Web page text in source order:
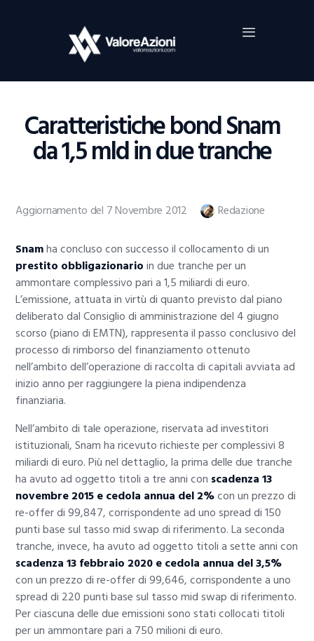
Caratteristiche bond Snam
da 1,5 mld in due tranche
Home
Investimenti
Borsa
Guide Al Trading
Criptovalute
Aggiornamento del 7 Novembre 2012 Redazione
Snamha concluso con successo il collocamento di un
prestito obbligazionarioin due tranche per un
ammontare complessivo pari a 1,5 miliardi di euro.
L’emissione, attuata in virtù di quanto previsto dal piano
deliberato dal Consiglio di amministrazione del 4 giugno
scorso (piano di EMTN), rappresenta il passo conclusivo del
processo di rimborso del finanziamento ottenuto
nell’ambito dell’operazione di raccolta di capitali avviata ad
inizio anno per raggiungere la piena indipendenza
finanziaria.
Nell’ambito di tale operazione, riservata ad investitori
istituzionali, Snam ha ricevuto richieste per complessivi 8
miliardi di euro. Più nel dettaglio, la prima delle due tranche
ha avuto ad oggetto titoli a tre anni con scadenza 13
novembre 2015 e cedola annua del 2%con un prezzo di
re-offer di 99,847, corrispondente ad uno spread di 150
punti base sul tasso mid swap di riferimento. La seconda
tranche, invece, ha avuto ad oggetto titoli a sette anni con
scadenza 13 febbraio 2020 e cedola annua del 3,5%
con un prezzo di re-offer di 99,646, corrispondente a uno
spread di 220 punti base sul tasso mid swap di riferimento.
Per ciascuna delle due emissioni sono stati collocati titoli
per un ammontare pari a 750 milioni di euro.